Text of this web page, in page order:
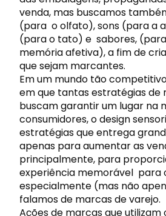
venda, mas buscamos
(para o olfato), sons (para a
(para o tato) e sabores,
memória afetiva), a fim de
que sejam marcantes.
Em um mundo tão
em que tantas estratégias de
buscam garantir um lugar na
consumidores, odesign
estratégias que entrega
apenas para aumentar as
principalmente, para
experiência memorável para
especialmente (mas não
falamos de marcas de varejo.
Ações de marcas que utilizam